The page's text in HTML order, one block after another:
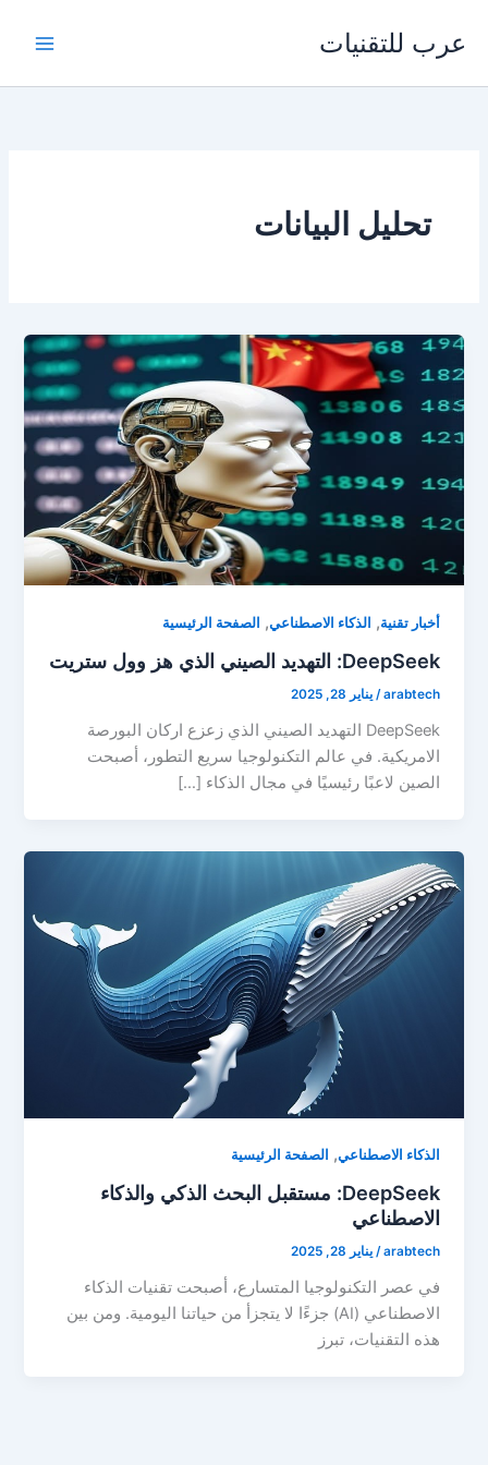
المحتوى
عرب للتقنيات
تحليل البيانات
أخبار تقنية, الذكاء الاصطناعي, الصفحة الرئيسية
DeepSeek: التهديد الصيني الذي هز وول ستريت
arabtech
/يناير 28, 2025
DeepSeek التهديد الصيني الذي زعزع اركان البورصة
الامريكية. في عالم التكنولوجيا سريع التطور، أصبحت
الصين لاعبًا رئيسيًا في مجال الذكاء […]
الذكاء الاصطناعي, الصفحة الرئيسية
DeepSeek: مستقبل البحث الذكي والذكاء
الاصطناعي
arabtech
/يناير 28, 2025
في عصر التكنولوجيا المتسارع، أصبحت تقنيات الذكاء
الاصطناعي (AI) جزءًا لا يتجزأ من حياتنا اليومية. ومن بين
هذه التقنيات، تبرز